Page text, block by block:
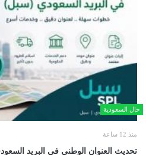
حال السعودية
منذ 12 ساعة